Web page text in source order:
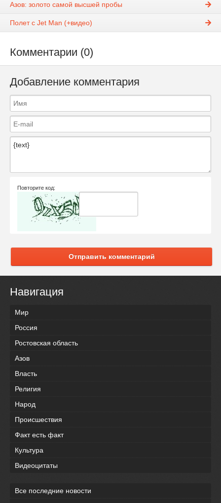
Азов: золото самой высшей пробы
Полет с Jet Man (+видео)
Комментарии (0)
Добавление комментария
Повторите код:
Отправить комментарий
Навигация
Мир
Россия
Ростовская область
Азов
Власть
Религия
Народ
Происшествия
Факт есть факт
Культура
Видеоцитаты
Все последние новости